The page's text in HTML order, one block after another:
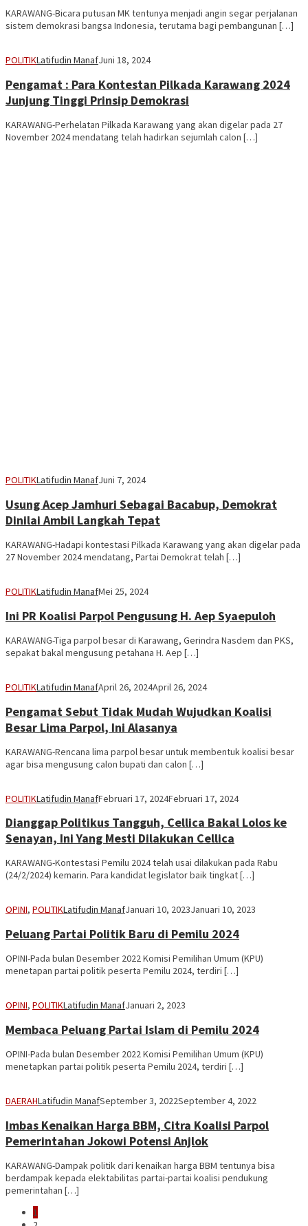
KARAWANG-Bicara putusan MK tentunya menjadi angin segar perjalanan
sistem demokrasi bangsa Indonesia, terutama bagi pembangunan […]
POLITIKLatifudin ManafJuni 18, 2024
Pengamat : Para Kontestan Pilkada Karawang 2024
Junjung Tinggi Prinsip Demokrasi
KARAWANG-Perhelatan Pilkada Karawang yang akan digelar pada 27
November 2024 mendatang telah hadirkan sejumlah calon […]
POLITIKLatifudin ManafJuni 7, 2024
Usung Acep Jamhuri Sebagai Bacabup, Demokrat
Dinilai Ambil Langkah Tepat
KARAWANG-Hadapi kontestasi Pilkada Karawang yang akan digelar pada
27 November 2024 mendatang, Partai Demokrat telah […]
POLITIKLatifudin ManafMei 25, 2024
Ini PR Koalisi Parpol Pengusung H. Aep Syaepuloh
KARAWANG-Tiga parpol besar di Karawang, Gerindra Nasdem dan PKS,
sepakat bakal mengusung petahana H. Aep […]
POLITIKLatifudin ManafApril 26, 2024April 26, 2024
Pengamat Sebut Tidak Mudah Wujudkan Koalisi
Besar Lima Parpol, Ini Alasanya
KARAWANG-Rencana lima parpol besar untuk membentuk koalisi besar
agar bisa mengusung calon bupati dan calon […]
POLITIKLatifudin ManafFebruari 17, 2024Februari 17, 2024
Dianggap Politikus Tangguh, Cellica Bakal Lolos ke
Senayan, Ini Yang Mesti Dilakukan Cellica
KARAWANG-Kontestasi Pemilu 2024 telah usai dilakukan pada Rabu
(24/2/2024) kemarin. Para kandidat legislator baik tingkat […]
OPINI, POLITIKLatifudin ManafJanuari 10, 2023Januari 10, 2023
Peluang Partai Politik Baru di Pemilu 2024
OPINI-Pada bulan Desember 2022 Komisi Pemilihan Umum (KPU)
menetapan partai politik peserta Pemilu 2024, terdiri […]
OPINI, POLITIKLatifudin ManafJanuari 2, 2023
Membaca Peluang Partai Islam di Pemilu 2024
OPINI-Pada bulan Desember 2022 Komisi Pemilihan Umum (KPU)
menetapkan partai politik peserta Pemilu 2024, terdiri […]
DAERAHLatifudin ManafSeptember 3, 2022September 4, 2022
Imbas Kenaikan Harga BBM, Citra Koalisi Parpol
Pemerintahan Jokowi Potensi Anjlok
KARAWANG-Dampak politik dari kenaikan harga BBM tentunya bisa
berdampak kepada elektabilitas partai-partai koalisi pendukung
pemerintahan […]
1